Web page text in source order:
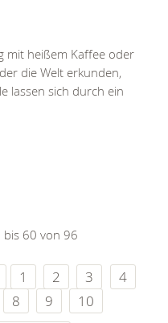
mit heißem Kaffee oder
die Welt erkunden,
lassen sich durch ein
bis 60 von 96
1 2 3
4
8 9
10